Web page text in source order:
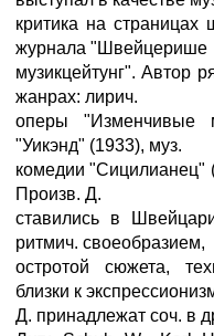
критика на страницах
журнала "Швейцерише
музикцейтунг". Автор
жанрах: лирич.
оперы "Изменчивые
"Уикэнд" (1933), муз.
комедии "Сицилианец"
Произв. Д.
ставились в
ритмич. своеобразием,
остротой сюжета,
близки к
Д. принадлежат соч. в